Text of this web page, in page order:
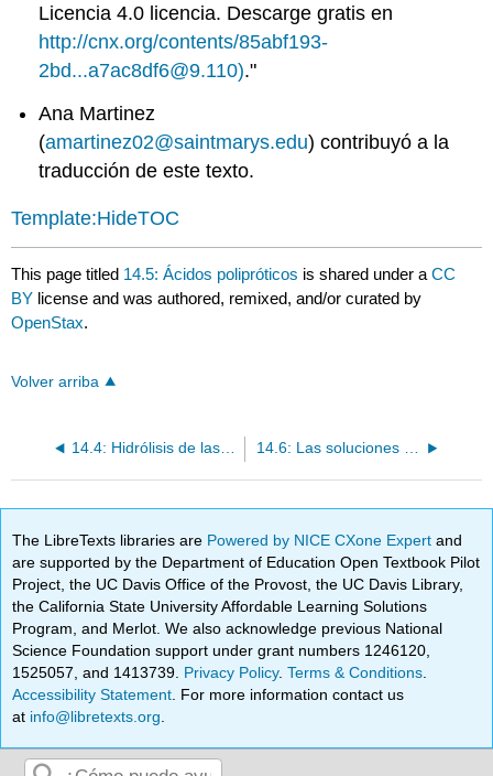
Licencia 4.0 licencia. Descarge gratis en
http://cnx.org/contents/85abf193-
2bd...a7ac8df6@9.110)."
Ana Martinez
(amartinez02@saintmarys.edu) contribuyó a la
traducción de este texto.
Template:HideTOC
This page titled 14.5: Ácidos polipróticos is shared under aCC
BY license and was authored, remixed, and/or curated by
OpenStax.
Volver arriba
14.4: Hidrólisis de las soluciones salinas
The LibreTexts libraries are Powered by NICE CXone Expertand
are supported by the Department of Education Open Textbook Pilot
Project, the UC Davis Office of the Provost, the UC Davis Library,
the California State University Affordable Learning Solutions
Program, and Merlot. We also acknowledge previous National
Science Foundation support under grant numbers 1246120,
1525057, and 1413739. Privacy Policy.Terms & Conditions
Accessibility Statement . For more information contact us
at info@libretexts.org